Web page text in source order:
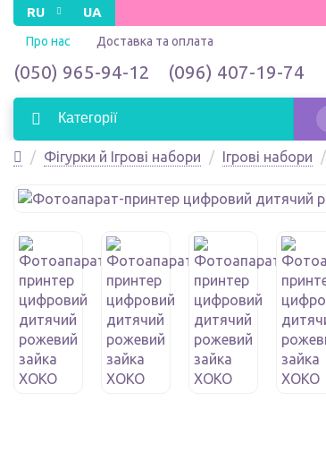
RU UA
Про нас Доставка та оплата
(050) 965-94-12 (096) 407-19-74
Категорії
Фігурки й Ігрові набори Ігрові набори